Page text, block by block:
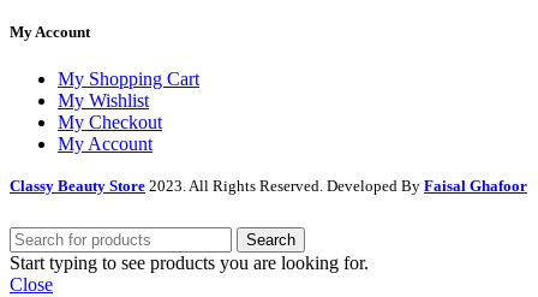
My Account
My Shopping Cart
My Wishlist
My Checkout
My Account
Classy Beauty Store 2023. All Rights Reserved. Developed By Faisal Ghafoor
Search
Start typing to see products you are looking for.
Close